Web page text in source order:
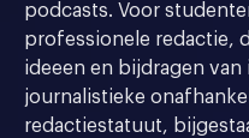
podcasts. Voor
professionele redactie,
ideeen en bijdragen
journalistieke
redactiestatuut,